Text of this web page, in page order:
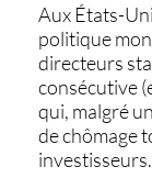
Aux États-
politique
directeurs
consécutive
qui, malgré un
de chômage
investisseurs.